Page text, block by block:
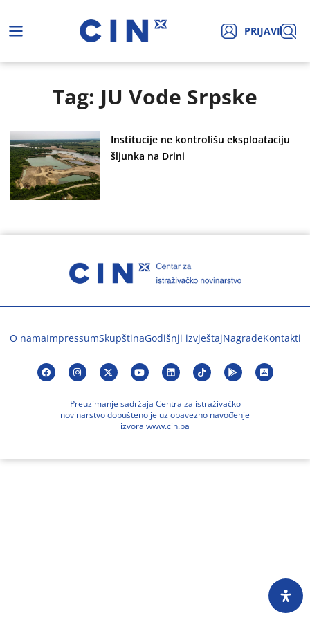
PRIJAVI
Tag: JU Vode Srpske
Institucije ne kontrolišu eksploataciju
šljunka na Drini
O namaImpressumSkupštinaGodišnji izvještajNagradeKontakti
Preuzimanje sadržaja Centra za istraživačko
novinarstvo dopušteno je uz obavezno navođenje
izvora www.cin.ba